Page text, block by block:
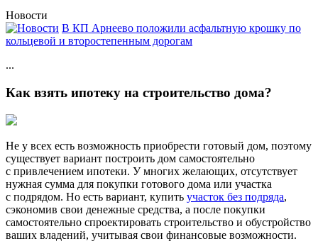
Новости
В КП Арнеево положили асфальтную крошку по
кольцевой и второстепенным дорогам
...
Как взять ипотеку на строительство дома?
Не у всех есть возможность приобрести готовый дом, поэтому
существует вариант построить дом самостоятельно
с привлечением ипотеки. У многих желающих, отсутствует
нужная сумма для покупки готового дома или участка
с подрядом. Но есть вариант, купить участок без подряда,
сэкономив свои денежные средства, а после покупки
самостоятельно спроектировать строительство и обустройство
ваших владений, учитывая свои финансовые возможности.